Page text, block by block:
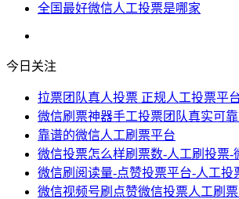
全国最好微信人工投票是哪家
今日关注
拉票团队真人投票 正规人工投票平
微信刷票神器手工投票团队真实可靠
靠谱的微信人工刷票平台
微信投票怎么样刷票数-人工刷投票-
微信刷阅读量-点赞投票平台-人工投
微信视频号刷点赞微信投票人工刷